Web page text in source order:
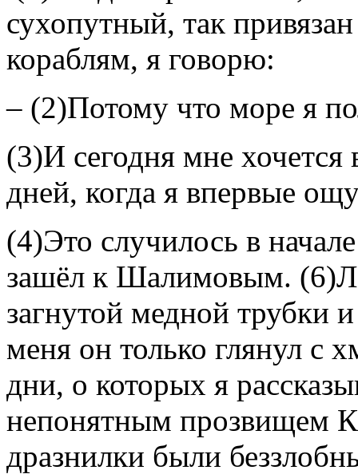
сухопутный, так
кораблям, я говорю:
– (2)Потому что море я
(3)И сегодня мне
дней, когда я впервые
(4)Это случилось в
зашёл к Шалимовым.
загнутой медной трубки
меня он только глянул с
дни, о которых я
непонятным прозвищем
дразнилки были